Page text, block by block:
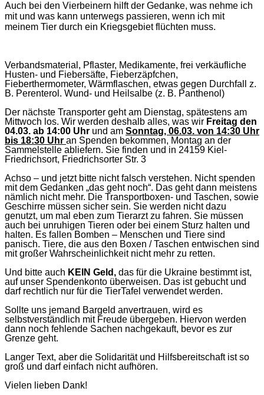
Auch bei den Vierbeinern hilft der Gedanke, was nehme ich
mit und was kann unterwegs passieren, wenn ich mit
meinem Tier durch ein Kriegsgebiet flüchten muss.
Verbandsmaterial, Pflaster, Medikamente, frei verkäufliche
Husten- und Fiebersäfte, Fieberzäpfchen,
Fieberthermometer, Wärmflaschen, etwas gegen Durchfall z.
B. Perenterol. Wund- und Heilsalbe (z. B. Panthenol)
Der nächste Transporter geht am Dienstag, spätestens am
Mittwoch los. Wir werden deshalb alles, was wir Freitag den
04.03. ab 14:00 Uhr und am Sonntag, 06.03. von 14:30 Uhr
bis 18:30 Uhr an Spenden bekommen, Montag an der
Sammelstelle abliefern. Sie finden und in 24159 Kiel-
Friedrichsort, Friedrichsorter Str. 3
Achso – und jetzt bitte nicht falsch verstehen. Nicht spenden
mit dem Gedanken „das geht noch“. Das geht dann meistens
nämlich nicht mehr. Die Transportboxen- und Taschen, sowie
Geschirre müssen sicher sein. Sie werden nicht dazu
genutzt, um mal eben zum Tierarzt zu fahren. Sie müssen
auch bei unruhigen Tieren oder bei einem Sturz halten und
halten. Es fallen Bomben – Menschen und Tiere sind
panisch. Tiere, die aus den Boxen / Taschen entwischen sind
mit großer Wahrscheinlichkeit nicht mehr zu retten.
Und bitte auch KEIN Geld, das für die Ukraine bestimmt ist,
auf unser Spendenkonto überweisen. Das ist gebucht und
darf rechtlich nur für die TierTafel verwendet werden.
Sollte uns jemand Bargeld anvertrauen, wird es
selbstverständlich mit Freude übergeben. Hiervon werden
dann noch fehlende Sachen nachgekauft, bevor es zur
Grenze geht.
Langer Text, aber die Solidarität und Hilfsbereitschaft ist so
groß und darf einfach nicht aufhören.
Vielen lieben Dank!